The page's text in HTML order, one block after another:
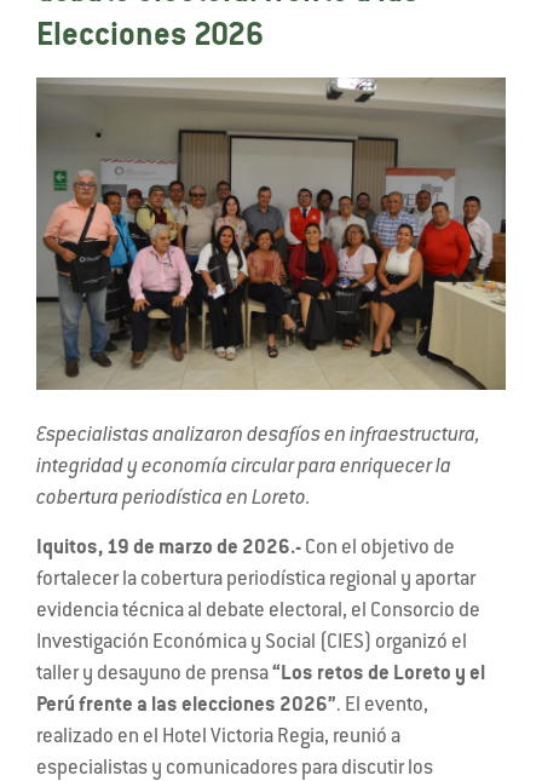
Elecciones 2026
Especialistas analizaron desafíos en infraestructura,
integridad y economía circular para enriquecer la
cobertura periodística en Loreto.
Iquitos, 19 de marzo de 2026.- Con el objetivo de
fortalecer la cobertura periodística regional y aportar
evidencia técnica al debate electoral, el Consorcio de
Investigación Económica y Social (CIES) organizó el
taller y desayuno de prensa“Los retos de Loreto y el
Perú frente a las elecciones 2026”. El evento,
realizado en el Hotel Victoria Regia, reunió a
especialistas y comunicadores para discutir los